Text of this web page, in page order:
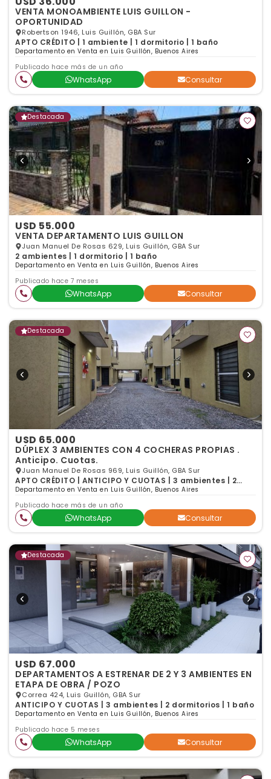
VENTA MONOAMBIENTE LUIS GUILLON -
OPORTUNIDAD
Robertson 1946, Luis Guillón, GBA Sur
APTO CRÉDITO | 1 ambiente | 1 dormitorio | 1 baño
Departamento en Venta en Luis Guillón, Buenos Aires
Publicado hace más de un año
WhatsApp Consultar
Destacada
USD 55.000
VENTA DEPARTAMENTO LUIS GUILLON
Juan Manuel De Rosas 629, Luis Guillón, GBA Sur
2 ambientes | 1 dormitorio | 1 baño
Departamento en Venta en Luis Guillón, Buenos Aires
Publicado hace 7 meses
WhatsApp Consultar
Destacada
USD 65.000
DÚPLEX 3 AMBIENTES CON 4 COCHERAS PROPIAS .
Anticipo. Cuotas.
Juan Manuel De Rosas 969, Luis Guillón, GBA Sur
APTO CRÉDITO | ANTICIPO Y CUOTAS | 3 ambientes | 2
dormitorios | 1 baño
Departamento en Venta en Luis Guillón, Buenos Aires
Publicado hace más de un año
WhatsApp Consultar
Destacada
USD 67.000
DEPARTAMENTOS A ESTRENAR DE 2 Y 3 AMBIENTES EN
ETAPA DE OBRA / POZO
Correa 424, Luis Guillón, GBA Sur
ANTICIPO Y CUOTAS | 3 ambientes | 2 dormitorios | 1 baño
Departamento en Venta en Luis Guillón, Buenos Aires
Publicado hace 5 meses
WhatsApp Consultar